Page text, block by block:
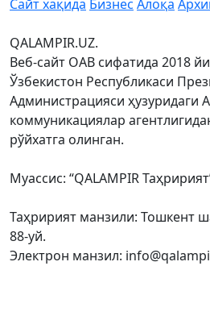
Сайт хақида Бизнес Алоқа
QALAMPIR.UZ.
Веб-сайт ОАВ сифатида 2018
Ўзбекистон Республикаси
Администрацияси ҳузуридаги
коммуникациялар
рўйхатга олинган.
Муассис: “QALAMPIR
Таҳририят манзили: Тошкент
88-уй.
Электрон манзил: